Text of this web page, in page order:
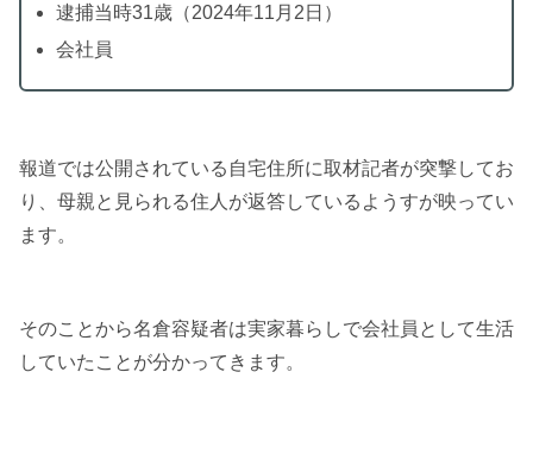
逮捕当時31歳（2024年11月2日）
会社員
報道では公開されている自宅住所に取材記者が突撃してお
り、母親と見られる住人が返答しているようすが映ってい
ます。
そのことから名倉容疑者は実家暮らしで会社員として生活
していたことが分かってきます。